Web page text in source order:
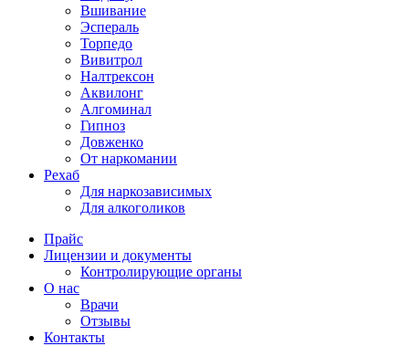
Вшивание
Эспераль
Торпедо
Вивитрол
Налтрексон
Аквилонг
Алгоминал
Гипноз
Довженко
От наркомании
Рехаб
Для наркозависимых
Для алкоголиков
Прайс
Лицензии и документы
Контролирующие органы
О нас
Врачи
Отзывы
Контакты